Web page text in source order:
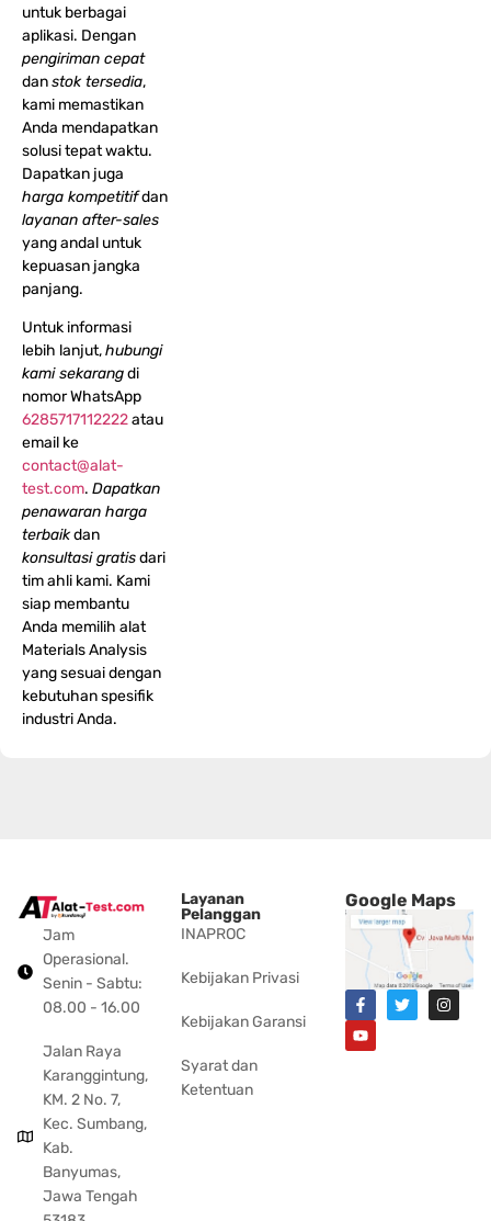
untuk berbagai
aplikasi. Dengan
pengiriman cepat
danstok tersedia,
kami memastikan
Anda mendapatkan
solusi tepat waktu.
Dapatkan juga
harga kompetitifdan
layanan after-sales
yang andal untuk
kepuasan jangka
panjang.
Untuk informasi
lebih lanjut,hubungi
kami sekarangdi
nomor WhatsApp
6285717112222atau
email ke
contact@alat-
test.com. Dapatkan
penawaran harga
terbaikdan
konsultasi gratisdari
tim ahli kami. Kami
siap membantu
Anda memilih alat
Materials Analysis
yang sesuai dengan
kebutuhan spesifik
industri Anda.
Jam
Operasional.
Senin - Sabtu:
08.00 - 16.00
Jalan Raya
Karanggintung,
KM. 2 No. 7,
Kec. Sumbang,
Kab.
Banyumas,
Jawa Tengah
Layanan
Pelanggan
INAPROC
Kebijakan Privasi
Kebijakan Garansi
Syarat dan
Ketentuan
Google Maps